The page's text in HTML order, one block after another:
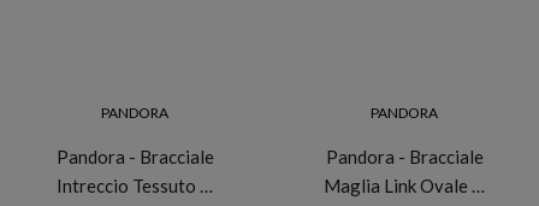
PANDORA
Pandora - Bracciale
Intreccio Tessuto …
PANDORA
Pandora - Bracciale
Maglia Link Ovale …